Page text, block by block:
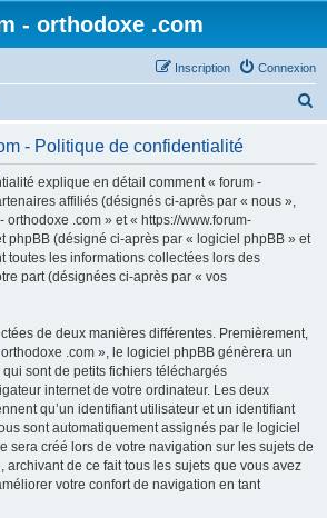
- orthodoxe .com
Connexion
Inscription
- Politique de confidentialité
explique en détail comment « forum -
affiliés (désignés ci-après par « nous »,
orthodoxe .com » et « https://www.forum-
phpBB (désigné ci-après par « logiciel phpBB » et
toutes les informations collectées lors des
part (désignées ci-après par « vos
de deux manières différentes. Premièrement,
.com », le logiciel phpBB génèrera un
sont de petits fichiers téléchargés
internet de votre ordinateur. Les deux
qu’un identifiant utilisateur et un identifiant
sont automatiquement assignés par le logiciel
sera créé lors de votre navigation sur les sujets de
archivant de ce fait tous les sujets que vous avez
votre confort de navigation en tant